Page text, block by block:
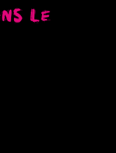
le